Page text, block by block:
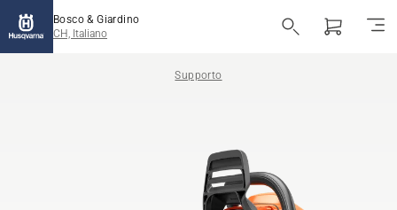
Bosco & Giardino
CH, Italiano
Supporto